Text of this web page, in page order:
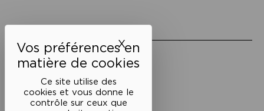
Ce site utilise des
cookies et vous donne le
contrôle sur ceux que
XMasquer le bandeau des
Mentions légales
Politique de confidentialité
Conditions générales de vente
Cookies